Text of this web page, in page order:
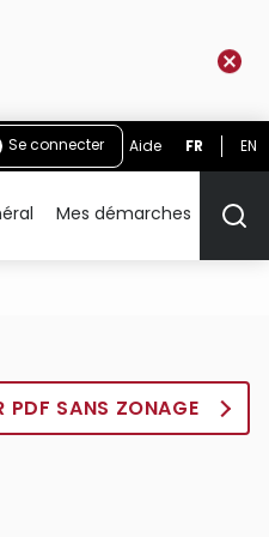
Se connecter Aide FR EN
Mes démarches
PDF SANS ZONAGE